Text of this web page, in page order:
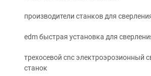
производители станков для
edm быстрая установка для
трехосевой cnc электроэрозионный
станок